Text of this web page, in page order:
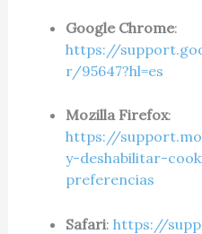
Google Chrome:
https://
r/95647?hl=es
Mozilla Firefox:
https://
y-deshabilitar-
preferencias
Safari: https://